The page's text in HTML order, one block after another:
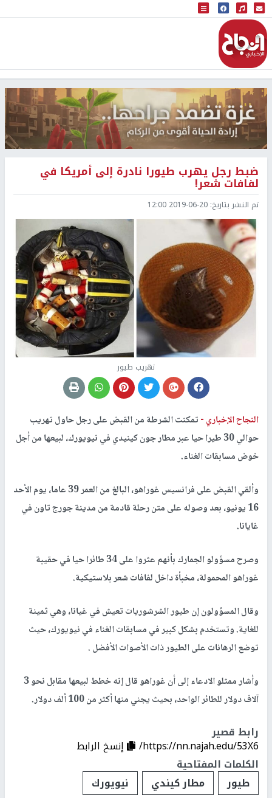
البث المباشر
إذاعة النجاح
ضبط رجل يهرب طيورا نادرة إلى أمريكا في
لفافات شعر!
تم النشر بتاريخ: 2019-06-20 12:00
تهريب طيور
النجاح الإخباري -تمكنت الشرطة من القبض على رجل حاول تهريب
حوالي 30 طيرا حيا عبر مطار جون كينيدي في نيويورك، لبيعها من أجل
خوض مسابقات الغناء.
وألقي القبض على فرانسيس غوراهو، البالغ من العمر 39 عاما، يوم الأحد
16 يونيو، بعد وصوله على متن رحلة قادمة من مدينة جورج تاون في
غايانا.
وصرح مسؤولو الجمارك بأنهم عثروا على 34 طائرا حيا في حقيبة
غوراهو المحمولة، مخبأة داخل لفافات شعر بلاستيكية.
وقال المسؤولون إن طيور الشرشوريات تعيش في غيانا، وهي ثمينة
للغاية. وتستخدم بشكل كبير في مسابقات الغناء في نيويورك، حيث
توضع الرهانات على الطيور ذات الأصوات الأفضل .
وأشار ممثلو الادعاء إلى أن غوراهو قال إنه خطط لبيعها مقابل نحو 3
آلاف دولار للطائر الواحد، بحيث يجني منها أكثر من 100 ألف دولار.
رابط قصير
https://nn.najah.edu/53X6/
إنسخ الرابط
الكلمات المفتاحية
طيور
مطار كيندي نيويورك